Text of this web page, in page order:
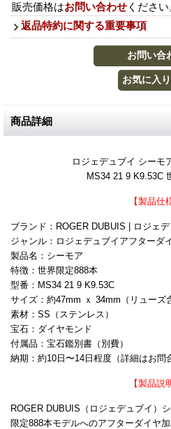
販売価格はお問い合わせ ください
返品特約に関する重要事項
商品詳細
ロジェデュブイ シーモ
MS34 21 9 K9.53C
【製品仕
ブランド：ROGER DUBUIS | ロジェデ
ジャンル：ロジェデュブイアフターダ
製品名：シーモア
特徴：世界限定888本
型番：MS34 21 9 K9.53C
サイズ：約47mm ｘ 34mm（リューズ
素材：SS（ステンレス）
宝石：ダイヤモンド
付属品：宝石鑑別書（別費）
納期：約10日〜14日程度（詳細はお問
【製品説
ROGER DUBUIS（ロジェデュブイ）
限定888本モデルへのアフターダイヤ加